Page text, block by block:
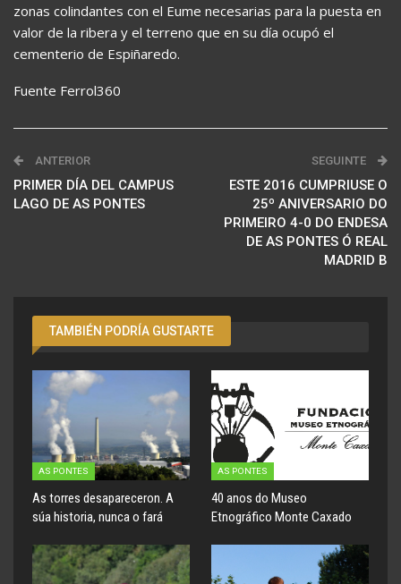
zonas colindantes con el Eume necesarias para la puesta en
valor de la ribera y el terreno que en su día ocupó el
cementerio de Espiñaredo.
Fuente Ferrol360
ANTERIOR
PRIMER DÍA DEL CAMPUS
LAGO DE AS PONTES
SEGUINTE
ESTE 2016 CUMPRIUSE O
25º ANIVERSARIO DO
PRIMEIRO 4-0 DO ENDESA
DE AS PONTES Ó REAL
MADRID B
TAMBIÉN PODRÍA GUSTARTE
AS PONTES
As torres desapareceron. A
súa historia, nunca o fará
AS PONTES
40 anos do Museo
Etnográfico Monte Caxado